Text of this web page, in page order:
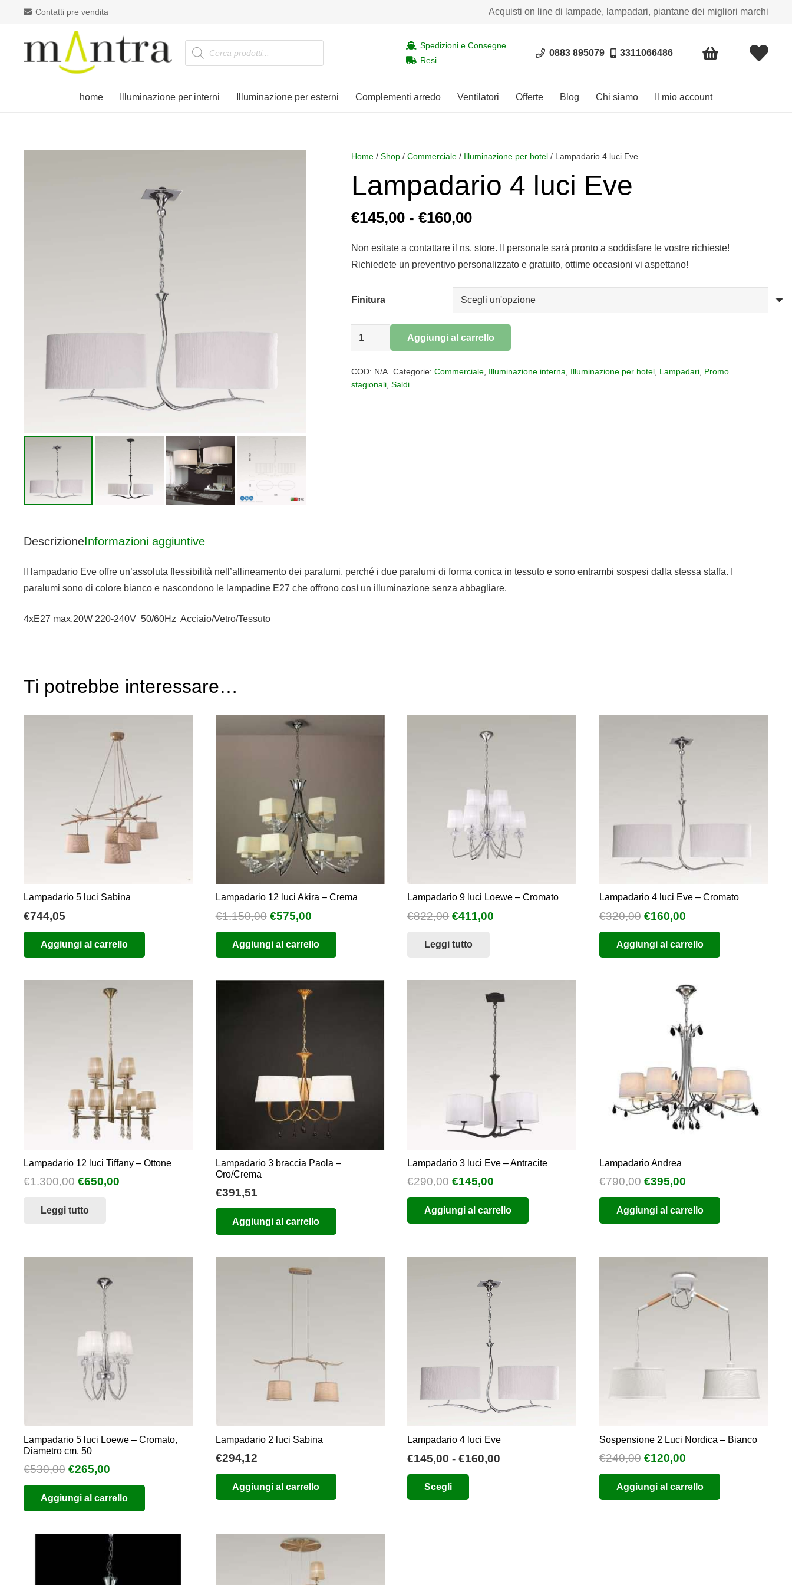
Contatti pre vendita Acquisti on line di lampade, lampadari, piantane dei migliori marchi
Products
search
Spedizioni e Consegne
Resi
0883 895079 3311066486
home Illuminazione per interni Illuminazione per esterni Complementi arredo Ventilatori Offerte Blog Chi siamo Il mio account
Home /Shop /Commerciale / Illuminazione per hotel / Lampadario 4 luci Eve
Lampadario 4 luci Eve
€145,00 - €160,00Fascia
prezzo:
da
a
Non esitate a contattare il ns. store. Il personale sarà pronto a soddisfare le vostre richieste!
Richiedete un preventivo personalizzato e gratuito, ottime occasioni vi aspettano!
Finitura
Lampadario
Eve
Aggiungi al carrello
COD: N/A Categorie: Commerciale, Illuminazione interna Illuminazione per hotel, Lampadari, Promo
stagionali ,Saldi
DescrizioneInformazioni aggiuntive
Il lampadario Eve offre un’assoluta flessibilità nell’allineamento dei paralumi, perché i due paralumi di forma conica in tessuto e sono entrambi sospesi dalla stessa staffa. I
paralumi sono di colore bianco e nascondono le lampadine E27 che offrono così un illuminazione senza abbagliare.
4xE27 max.20W 220-240V 50/60Hz Acciaio/Vetro/Tessuto
Ti potrebbe interessare…
Lampadario 5 luci Sabina
€744,05
Aggiungi al carrello
Lampadario 12 luci Akira – Crema
€1.150,00 Il
prezzo
originale
era:
€575,00Il
prezzo
attuale
è:
Aggiungi al carrello
Lampadario 9 luci Loewe – Cromato
€822,00 Il
originale
€411,00
Leggi tutto
Lampadario 4 luci Eve – Cromato
€320,00 Il
prezzo
originale
era:
€160,00Il
prezzo
attuale
è:
Aggiungi al carrello
Lampadario 12 luci Tiffany – Ottone
€1.300,00 Il
originale
€650,00
Leggi tutto
Lampadario 3 braccia Paola –
Oro/Crema
€391,51
Aggiungi al carrello
Lampadario 3 luci Eve – Antracite
€290,00 Il
prezzo
originale
era:
€145,00
prezzo
attuale
è:
Aggiungi al carrello
Lampadario Andrea
€790,00 Il
prezzo
originale
era:
€395,00Il
prezzo
attuale
è:
Aggiungi al carrello
Lampadario 5 luci Loewe – Cromato,
Diametro cm. 50
€530,00 Il
prezzo
originale
era:
€265,00
prezzo
attuale
è:
Aggiungi al carrello
Lampadario 2 luci Sabina
€294,12
Aggiungi al carrello
Lampadario 4 luci Eve
€145,00 - €160,00
Scegli
Sospensione 2 Luci Nordica – Bianco
€240,00 Il
prezzo
originale
era:
€120,00Il
prezzo
attuale
è:
Aggiungi al carrello